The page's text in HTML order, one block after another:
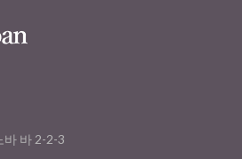
바 바 2-2-3